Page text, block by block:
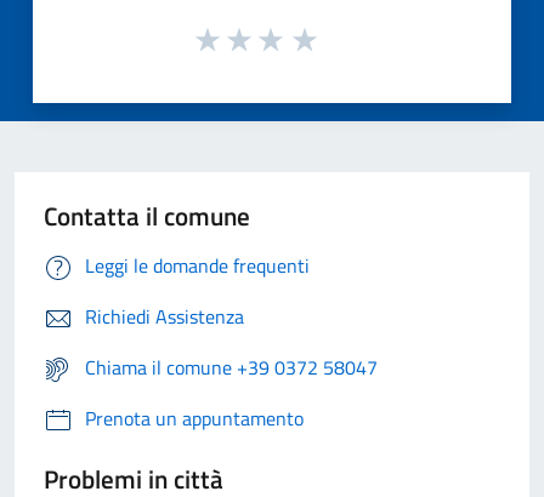
Contatta il comune
Leggi le domande frequenti
Richiedi Assistenza
Chiama il comune +39 0372 58047
Prenota un appuntamento
Problemi in città